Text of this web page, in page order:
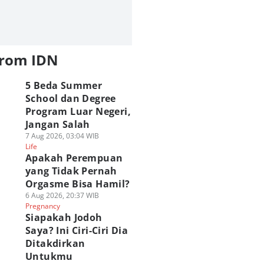
IDN
5 Beda Summer
School dan Degree
Program Luar Negeri,
Jangan Salah
7 Aug 2026, 03:04 WIB
Life
Apakah Perempuan
yang Tidak Pernah
Orgasme Bisa Hamil?
6 Aug 2026, 20:37 WIB
Pregnancy
Siapakah Jodoh
Saya? Ini Ciri-Ciri Dia
Ditakdirkan
Untukmu